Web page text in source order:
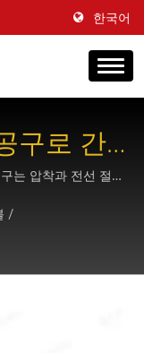
한국어
구로 간
연결하
는 압착과 전선 절단
러그를 사용하는 현
/